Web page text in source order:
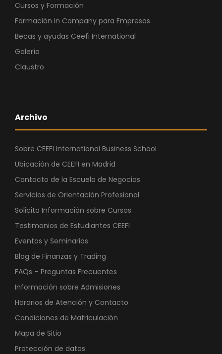
Cursos y Formación
Formación in Company para Empresas
Becas y ayudas Ceefi International
Galería
Claustro
Archivo
Sobre CEEFI International Business School
Ubicación de CEEFI en Madrid
Contacto de la Escuela de Negocios
Servicios de Orientación Profesional
Solicita Información sobre Cursos
Testimonios de Estudiantes CEEFI
Eventos y Seminarios
Blog de Finanzas y Trading
FAQs – Preguntas Frecuentes
Información sobre Admisiones
Horarios de Atención y Contacto
Condiciones de Matriculación
Mapa de Sitio
Protección de datos